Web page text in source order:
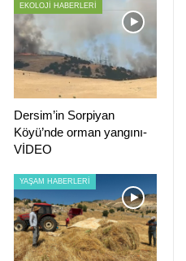
EKOLOJİ HABERLERİ
Dersim’in Sorpiyan
Köyü’nde orman yangını-
VİDEO
YAŞAM HABERLERİ